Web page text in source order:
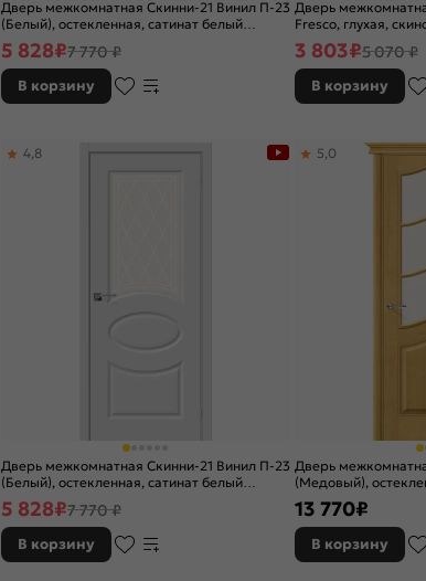
Дверь межкомнатная Скинни-21 Винил П-23
(Белый), остекленная, сатинат белый
художественный, скиновая
5 828₽7 770 ₽
В корзину
Дверь
Fresco, глухая,
3 803₽5 070 ₽
В корзину
Дверь межкомнатная Скинни-21 Винил П-23
(Белый), остекленная, сатинат белый
художественный, скиновая
4,8
5 828₽7 770 ₽
В корзину
Дверь
(Медовый),
без кромки,
5,0
13 770₽
В корзину